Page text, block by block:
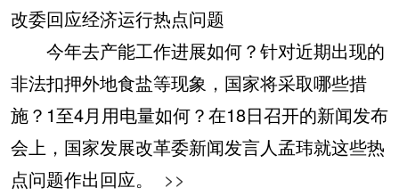
改委回应经济运行热点问题
今年去产能工作进展如何？针对近期出现的
非法扣押外地食盐等现象，国家将采取哪些措
施？1至4月用电量如何？在18日召开的新闻发布
会上，国家发展改革委新闻发言人孟玮就这些热
点问题作出回应。 >>